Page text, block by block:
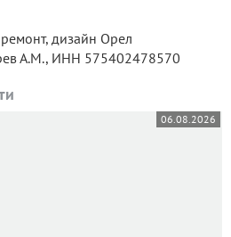
А.М., ИНН 575402478570
06.08.2026